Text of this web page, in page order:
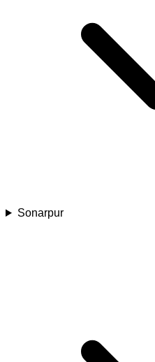
Sonarpur